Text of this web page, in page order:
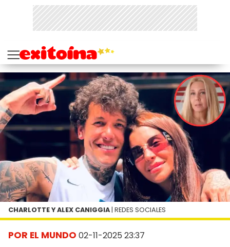
POR EL MUNDO 02-11-2025 23:37
CHARLOTTE Y ALEX CANIGGIA | REDES SOCIALES